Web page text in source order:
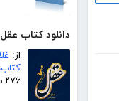
دانلود کتاب
از:
۲۷۶ صفحه